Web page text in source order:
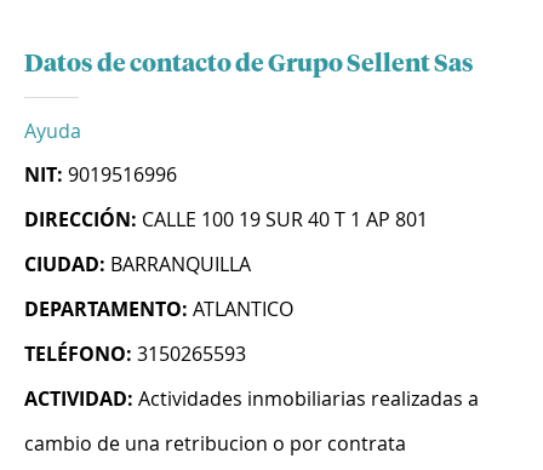
Datos de contacto de Grupo Sellent Sas
Ayuda
NIT: 9019516996
DIRECCIÓN: CALLE 100 19 SUR 40 T 1 AP 801
CIUDAD: BARRANQUILLA
DEPARTAMENTO: ATLANTICO
TELÉFONO: 3150265593
ACTIVIDAD: Actividades inmobiliarias realizadas a
cambio de una retribucion o por contrata